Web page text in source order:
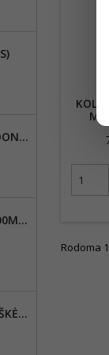
SVOGŪNAI, RAUDONIEJI
PIENAS LANKŲ 900ML, 2,5% RIEBUMO
GLAISTYTAS VARŠKĖS SŪRELIS MAGIJA 45G, SU VANILE
Rodoma